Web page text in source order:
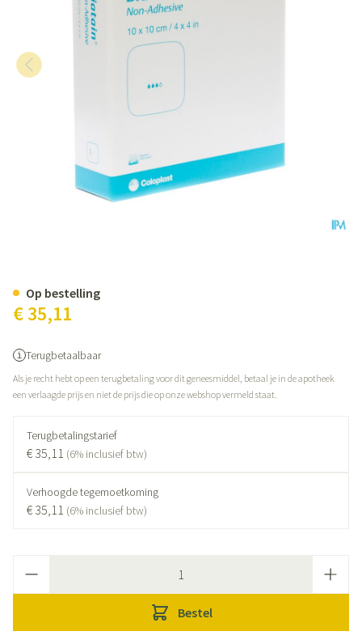
€ 35,11
Terugbetaalbaar
Als je recht hebt op een terugbetaling voor dit geneesmiddel, betaal je in de apotheek
een verlaagde prijs en niet de prijs die op onze webshop vermeld staat.
Terugbetalingstarief
€ 35,11 (6% inclusief btw)
Verhoogde tegemoetkoming
€ 35,11 (6% inclusief btw)
Bestel
Op bestelling